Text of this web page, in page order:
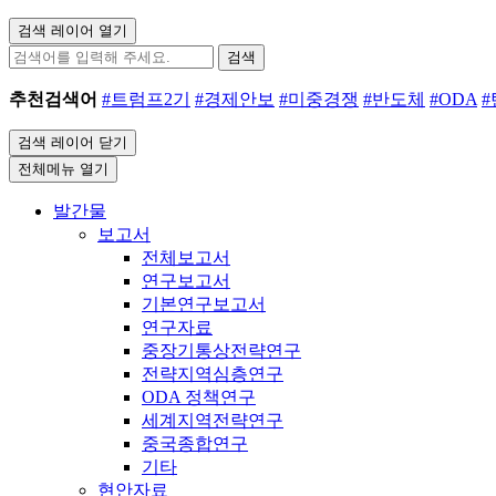
검색 레이어 열기
검색
추천검색어 #트럼프2기 #경제안보 #미중경쟁 #반도체 #ODA #
검색 레이어 닫기
전체메뉴 열기
발간물
보고서
전체보고서
연구보고서
기본연구보고서
연구자료
중장기통상전략연구
전략지역심층연구
ODA 정책연구
세계지역전략연구
중국종합연구
기타
현안자료